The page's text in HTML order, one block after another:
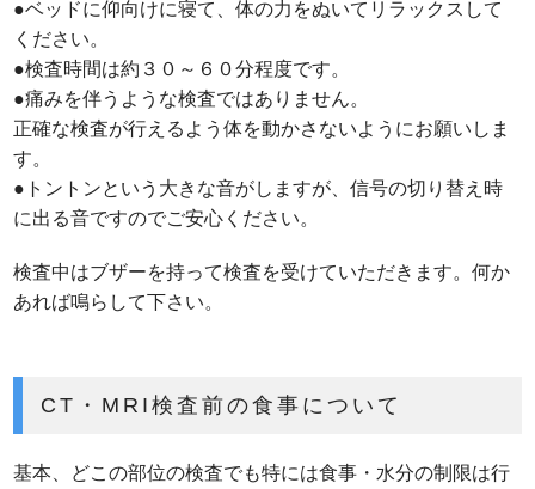
●ベッドに仰向けに寝て、体の力をぬいてリラックスして
ください。
●検査時間は約３０～６０分程度です。
●痛みを伴うような検査ではありません。
正確な検査が行えるよう体を動かさないようにお願いしま
す。
●トントンという大きな音がしますが、信号の切り替え時
に出る音ですのでご安心ください。
検査中はブザーを持って検査を受けていただきます。何か
あれば鳴らして下さい。
CT・MRI検査前の食事について
基本、どこの部位の検査でも特には食事・水分の制限は行